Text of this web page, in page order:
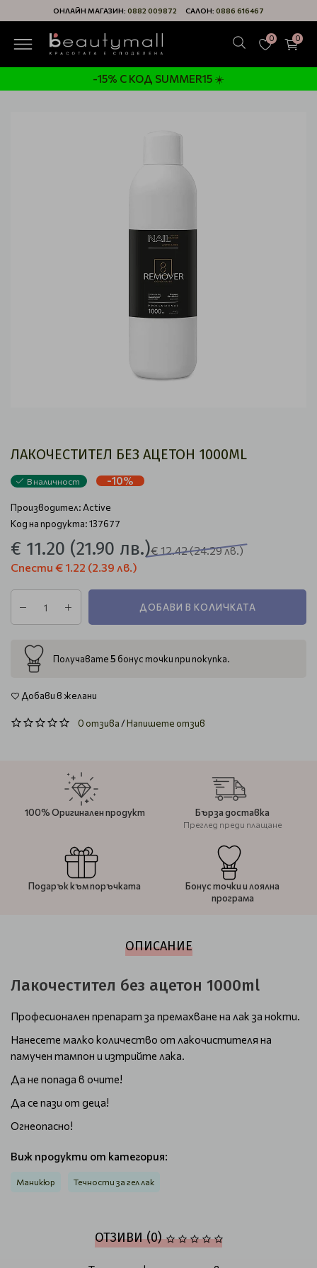
ОНЛАЙН МАГАЗИН: 0882 009872 САЛОН: 0886 616467
0 0
-15% С КОД SUMMER15 ☀️
ЛАКОЧЕСТИТЕЛ БЕЗ АЦЕТОН 1000ML
В наличност -10%
Производител: Active
Код на продукта: 137677
€ 11.20 (21.90 лв.)€ 12.42(24.29 лв.)
Спести € 1.22 (2.39 лв.)
ДОБАВИ В КОЛИЧКАТА
Получавате5 бонус точки при покупка.
Добави в желани
0 отзива/Напишете отзив
100% Оригинален продукт Бърза доставка
Преглед преди плащане
Подарък към поръчката
Бонус точки и лоялна
програма
ОПИСАНИЕ
Лакочестител без ацетон 1000ml
Професионален препарат за премахване на лак за нокти.
Нанесете малко количество от лакочистителя на
памучен тампон и изтрийте лака.
Да не попада в очите!
Да се пази от деца!
Огнеопасно!
Виж продукти от категория:
Маникюр Течности за гел лак
ОТЗИВИ (0)